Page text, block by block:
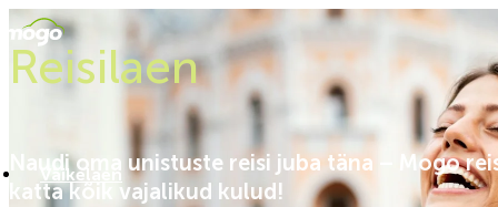
Väikelaen
Reisilaen
Naudi oma unistuste reisi juba täna – Mogo
katta kõik vajalikud kulud!